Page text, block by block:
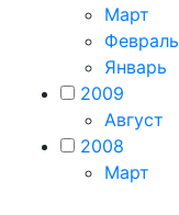
Март
Февраль
Январь
2009
Август
2008
Март